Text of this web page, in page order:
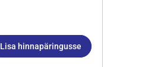
Lisa hinnapäringusse